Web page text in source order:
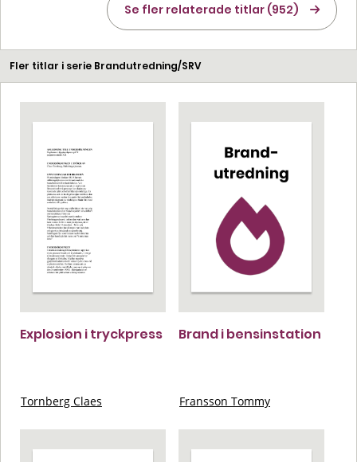
Se fler relaterade titlar (952)
Fler titlar i serie Brandutredning/SRV
Explosion i tryckpress
Tornberg Claes
Brand i bensinstation
Fransson Tommy